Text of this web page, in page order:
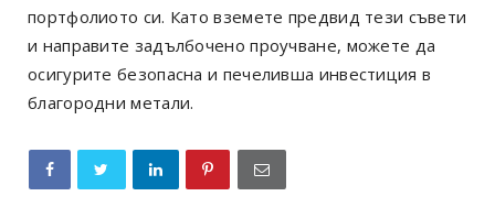
портфолиото си. Като вземете предвид тези съвети
и направите задълбочено проучване, можете да
осигурите безопасна и печеливша инвестиция в
благородни метали.